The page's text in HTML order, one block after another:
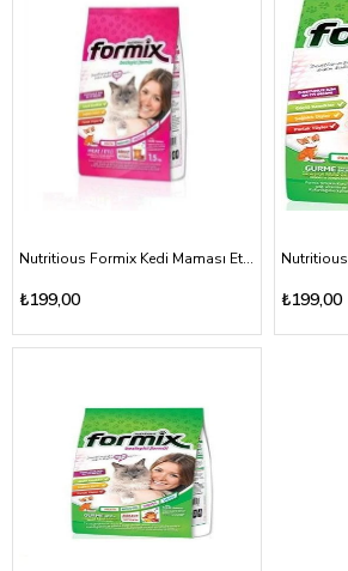
Nutritious Formix Kedi Maması Etli 1500gr
₺199,00 ₺199,00